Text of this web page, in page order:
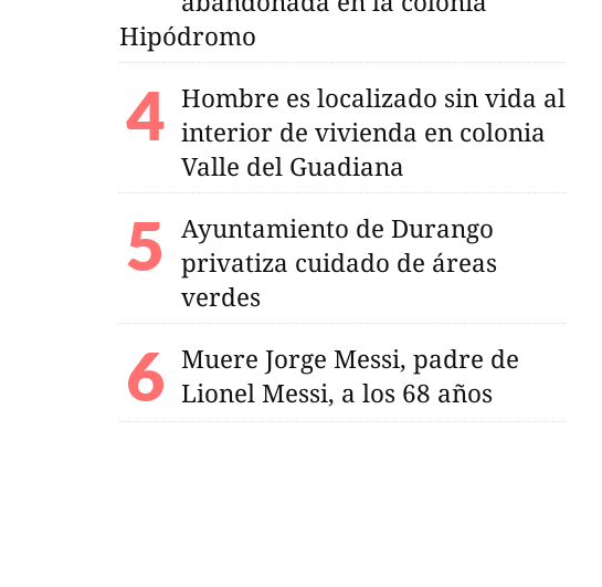
Hipódromo
Hombre es localizado sin vida al
interior de vivienda en colonia
Valle del Guadiana
Ayuntamiento de Durango
privatiza cuidado de áreas
verdes
Muere Jorge Messi, padre de
Lionel Messi, a los 68 años